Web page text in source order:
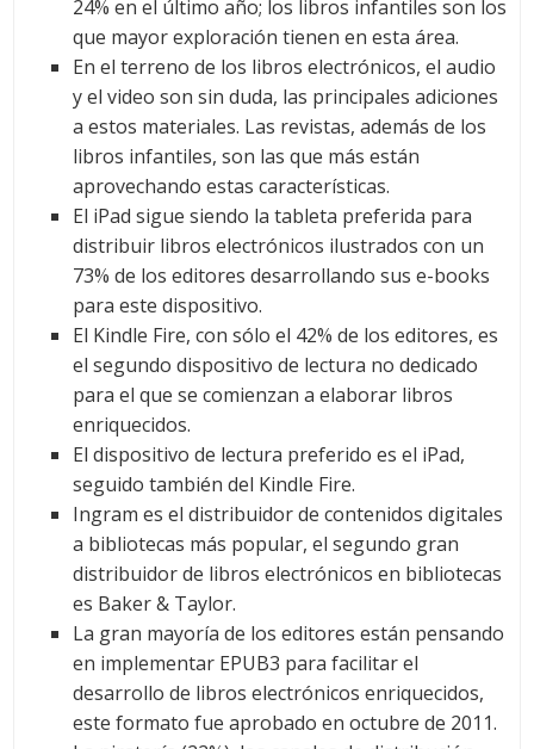
24% en el último año; los libros infantiles son los
que mayor exploración tienen en esta área.
En el terreno de los libros electrónicos, el audio
y el video son sin duda, las principales adiciones
a estos materiales. Las revistas, además de los
libros infantiles, son las que más están
aprovechando estas características.
El iPad sigue siendo la tableta preferida para
distribuir libros electrónicos ilustrados con un
73% de los editores desarrollando sus e-books
para este dispositivo.
El Kindle Fire, con sólo el 42% de los editores, es
el segundo dispositivo de lectura no dedicado
para el que se comienzan a elaborar libros
enriquecidos.
El dispositivo de lectura preferido es el iPad,
seguido también del Kindle Fire.
Ingram es el distribuidor de contenidos digitales
a bibliotecas más popular, el segundo gran
distribuidor de libros electrónicos en bibliotecas
es Baker & Taylor.
La gran mayoría de los editores están pensando
en implementar EPUB3 para facilitar el
desarrollo de libros electrónicos enriquecidos,
este formato fue aprobado en octubre de 2011.